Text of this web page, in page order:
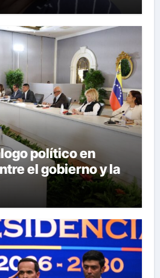
político en
el gobierno y la